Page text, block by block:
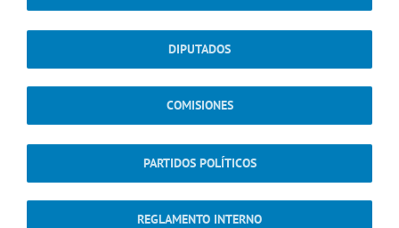
DIPUTADOS
COMISIONES
PARTIDOS POLÍTICOS
REGLAMENTO INTERNO